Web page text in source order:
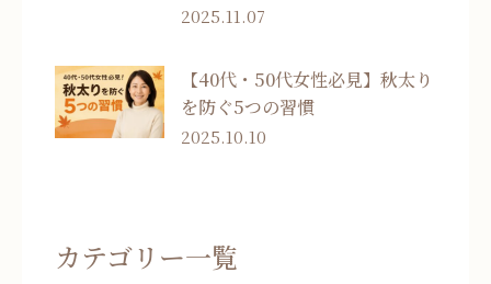
2025.11.07
【40代・50代女性必見】秋太り
を防ぐ5つの習慣
2025.10.10
カテゴリー一覧